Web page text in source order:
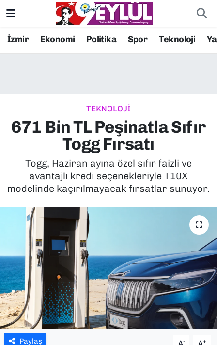
İzmir Ekonomi Politika Spor Teknoloji
TEKNOLOJİ
671 Bin TL Peşinatla Sıfır
Togg Fırsatı
Togg, Haziran ayına özel sıfır faizli ve
avantajlı kredi seçenekleriyle T10X
modelinde kaçırılmayacak fırsatlar sunuyor.
Paylaş A- A+
Resmi İlanlar
EKONOMİ
KÜLTÜR SANAT
MAGAZİN
POLİTİKA
SAĞLIK
SPOR
TEKNOLOJİ
YAŞAM
YEREL YÖNETİMLER
Konak Nöbetçi Eczaneler
Süper Lig Puan Durumu ve Fikstür
Tüm Manşetler
Son Dakika Haberleri
Haber Arşivi